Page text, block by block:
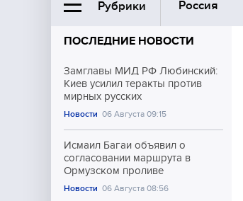
Рубрики Россия
Ближний Восток
Общество
Культура
ПОСЛЕДНИЕ НОВОСТИ
Замглавы МИД РФ Любинский:
Киев усилил теракты против
мирных русских
Новости 06 Августа 09:15
Исмаил Багаи объявил о
согласовании маршрута в
Ормузском проливе
Новости 06 Августа 08:56